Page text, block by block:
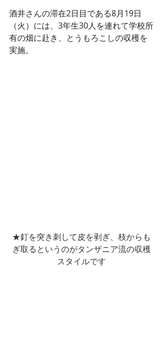
酒井さんの滞在2日目である8月19日
（火）には、3年生30人を連れて学校所
有の畑に赴き、とうもろこしの収穫を
実施。
★釘を突き刺して皮を剥ぎ、枝からも
ぎ取るというのがタンザニア流の収穫
スタイルです